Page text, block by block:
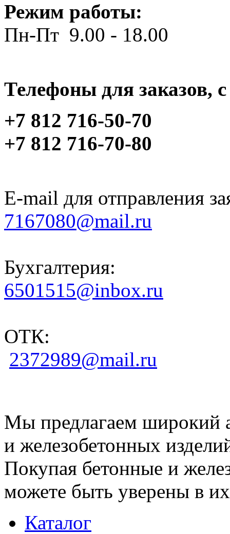
Режим работы:
Пн-Пт 9.00 - 18.00
Телефоны для заказов,
+7 812 716-50-70
+7 812 716-70-80
E-mail для отправления
7167080@mail.ru
Бухгалтерия:
6501515@inbox.ru
ОТК:
2372989@mail.ru
Мы предлагаем широкий
и железобетонных
Покупая бетонные и
можете быть уверены в их
Каталог